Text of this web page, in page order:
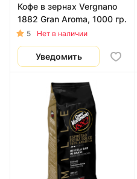
Кофе в зернах Vergnano
1882 Gran Aroma, 1000 гр.
5 Нет в наличии
Уведомить